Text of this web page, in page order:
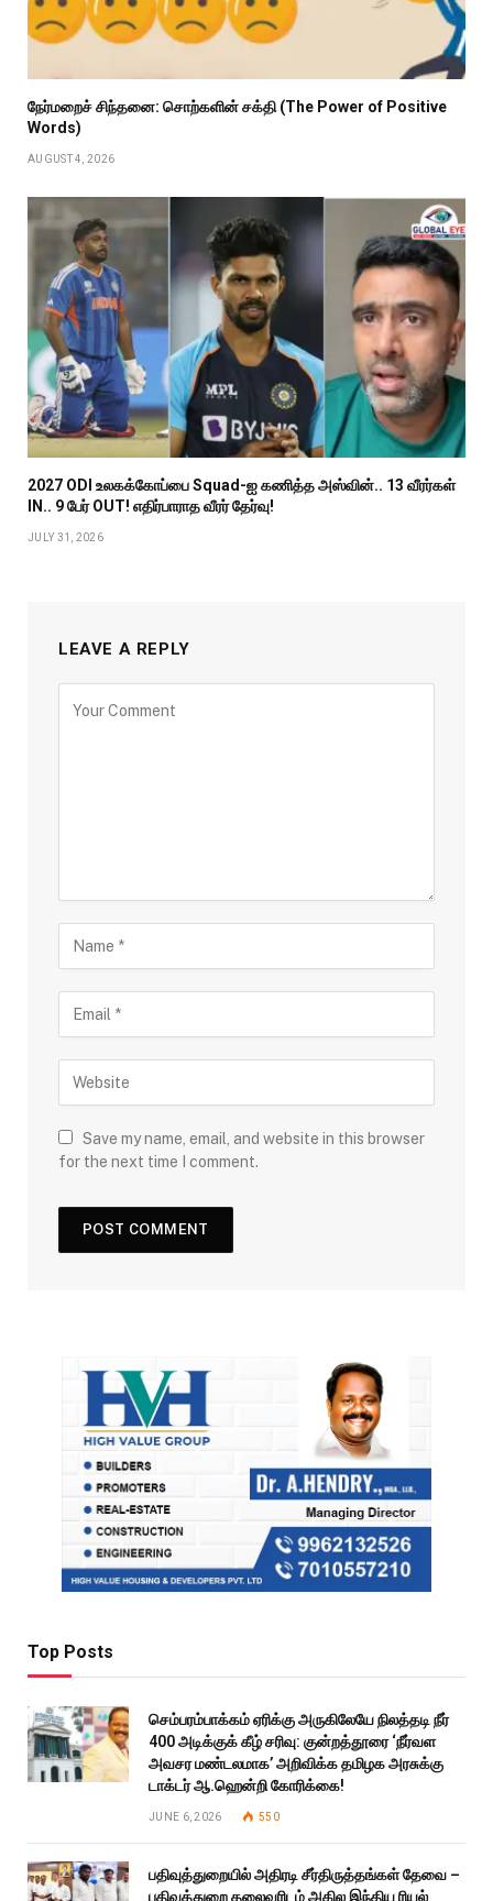
நேர்மறைச் சிந்தனை: சொற்களின் சக்தி (The Power of Positive
Words)
AUGUST 4, 2026
2027 ODI உலகக்கோப்பை Squad-ஐ கணித்த அஸ்வின்.. 13 வீரர்கள்
IN.. 9 பேர் OUT! எதிர்பாராத வீரர் தேர்வு!
JULY 31, 2026
LEAVE A REPLY
Save my name, email, and website in this browser
for the next time I comment.
Top Posts
செம்பரம்பாக்கம் ஏரிக்கு அருகிலேயே நிலத்தடி நீர்
400 அடிக்குக் கீழ் சரிவு: குன்றத்தூரை ‘நீர்வள
அவசர மண்டலமாக’ அறிவிக்க தமிழக அரசுக்கு
டாக்டர் ஆ.ஹென்றி கோரிக்கை!
JUNE 6, 2026 550
பதிவுத்துறையில் அதிரடி சீர்திருத்தங்கள் தேவை –
பதிவுத்துறை தலைவரிடம் அகில இந்திய ரியல்